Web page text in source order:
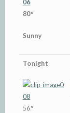
80°
Sunny
Tonight
56°